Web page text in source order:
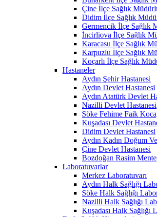
Çine İlçe Sağlık
Didim İlçe Sağlık
Germencik İlçe Sağlık
İncirliova İlçe Sağlık
Karacasu İlçe Sağlık
Karpuzlu İlçe Sağlık
Koçarlı İlçe Sağlık
Hastaneler
Aydın Şehir Hastanesi
Aydın Devlet Hastanesi
Aydın Atatürk Devlet
Nazilli Devlet Hastanesi
Söke Fehime Faik
Kuşadası Devlet
Didim Devlet Hastanesi
Aydın Kadın Doğum
Çine Devlet Hastanesi
Bozdoğan Rasim
Laboratuvarlar
Merkez Laboratuvarı
Aydın Halk Sağlığı
Söke Halk Sağlığı
Nazilli Halk Sağlığı
Kuşadası Halk Sağlığı